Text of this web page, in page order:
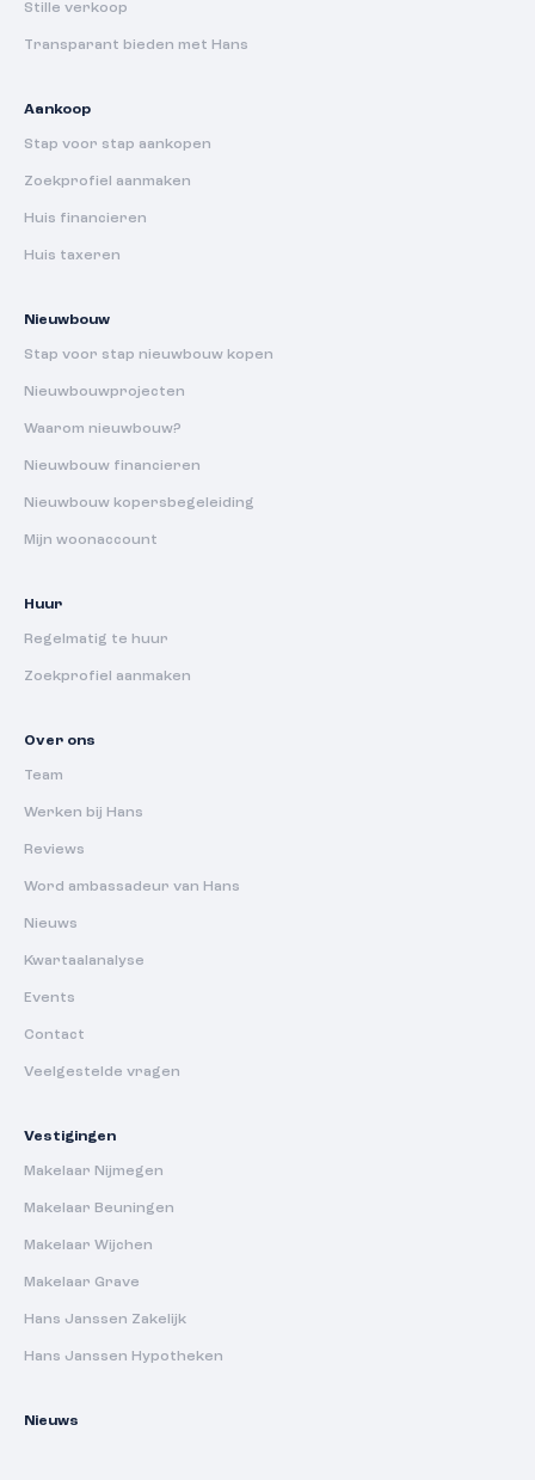
Stille verkoop
Transparant bieden met Hans
Aankoop
Stap voor stap aankopen
Zoekprofiel aanmaken
Huis financieren
Huis taxeren
Nieuwbouw
Stap voor stap nieuwbouw kopen
Nieuwbouwprojecten
Waarom nieuwbouw?
Nieuwbouw financieren
Nieuwbouw kopersbegeleiding
Mijn woonaccount
Huur
Regelmatig te huur
Zoekprofiel aanmaken
Over ons
Team
Werken bij Hans
Reviews
Word ambassadeur van Hans
Nieuws
Kwartaalanalyse
Events
Contact
Veelgestelde vragen
Vestigingen
Makelaar Nijmegen
Makelaar Beuningen
Makelaar Wijchen
Makelaar Grave
Hans Janssen Zakelijk
Hans Janssen Hypotheken
Nieuws